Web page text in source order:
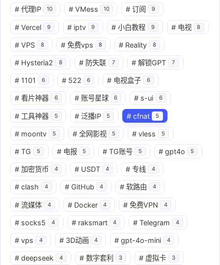
# 代理IP 10 # VMess 10 # 订阅 9
# Vercel 9 # iptv 9 # 小白教程 9 # 电视 8
# VPS 8 # 免费vps 8 # Reality 8
# Hysteria2 8 # 防失联 7 # 解锁GPT 7
# 1101 6 # 522 6 # 电视盒子 6
# 看片神器 6 # 账号星球 6 # s-ui 6
# 工具神器 5 # 泛播IP 5 # cfnat 5
# moontv 5 # 全网影视 5 # vless 5
# TG 5 # 电报 5 # TG账号 5 # gpt4o 5
# 加密货币 4 # USDT 4 # 专线 4
# clash 4 # GitHub 4 # 软路由 4
# 流媒体 4 # Docker 4 # 免费VPN 4
# socks5 4 # raksmart 4 # Telegram 4
# vps 4 # 3D动画 4 # gpt-4o-mini 4
# deepseek 4 # 数字套利 3 # 虚拟卡 3